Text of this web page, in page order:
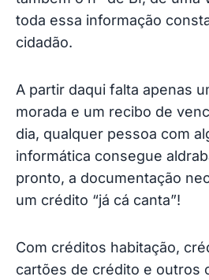
toda essa informação
cidadão.
A partir daqui falta apenas
morada e um recibo de
dia, qualquer pessoa com
informática consegue
pronto, a documentação
um crédito “já cá canta”!
Com créditos habitação,
cartões de crédito e outros